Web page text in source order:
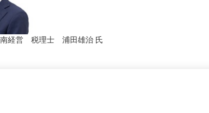
南経営 税理士 浦田雄治 氏